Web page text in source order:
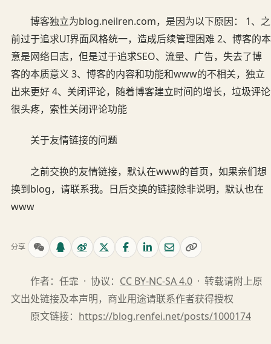
博客独立为blog.neilren.com，是因为以下原因： 1、之
前过于追求UI界面风格统一，造成后续管理困难 2、博客的本
意是网络日志，但是过于追求SEO、流量、广告，失去了博
客的本质意义 3、博客的内容和功能和www的不相关，独立
出来更好 4、关闭评论，随着博客建立时间的增长，垃圾评论
很头疼，索性关闭评论功能
关于友情链接的问题
之前交换的友情链接，默认在www的首页，如果亲们想
换到blog，请联系我。日后交换的链接除非说明，默认也在
www
分享
作者：任霏 · 协议： CC BY-NC-SA 4.0· 转载请附上原
文出处链接及本声明，商业用途请联系作者获得授权
原文链接： https://blog.renfei.net/posts/1000174